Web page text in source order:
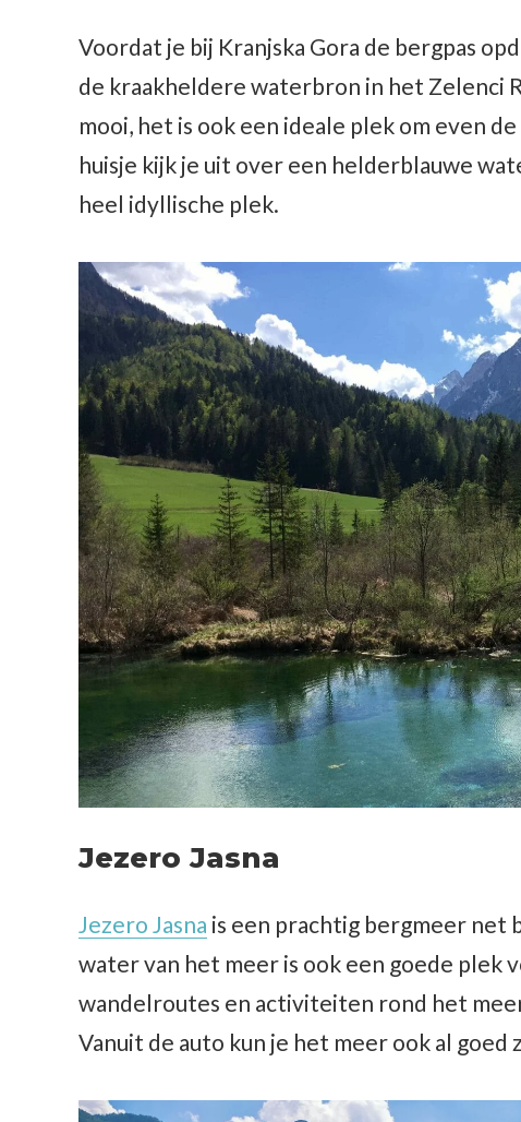
Voordat je bij Kranjska Gora de bergpas
de kraakheldere waterbron in het Zelenci
mooi, het is ook een ideale plek om even
huisje kijk je uit over een helderblauwe
heel idyllische plek.
Jezero Jasna
Jezero Jasna is een prachtig bergmeer net
water van het meer is ook een goede plek
wandelroutes en activiteiten rond het
Vanuit de auto kun je het meer ook al goed